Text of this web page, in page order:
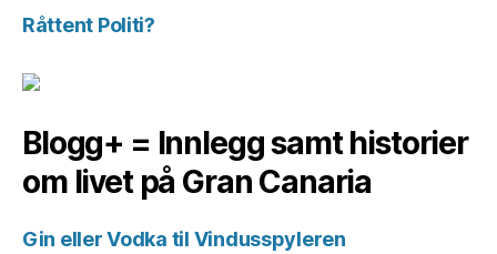
Råttent Politi?
Blogg+ = Innlegg samt historier
om livet på Gran Canaria
Gin eller Vodka til Vindusspyleren